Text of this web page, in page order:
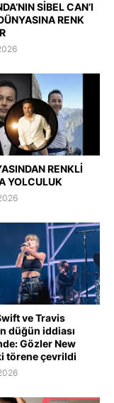
SİBEL CAN’I
RENK
RENKLİ
YOLCULUK
ve Travis
düğün iddiası
Gözler New
törene çevrildi